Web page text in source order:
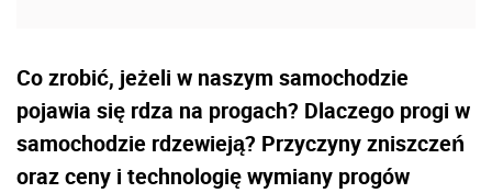
Co zrobić, jeżeli w naszym samochodzie
pojawia się rdza na progach? Dlaczego progi w
samochodzie rdzewieją? Przyczyny zniszczeń
oraz ceny i technologię wymiany progów